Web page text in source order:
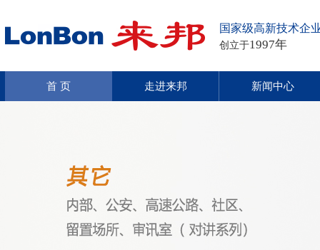
国家级高新技术企
创立于1997年
首 页 走进来邦 新闻中心